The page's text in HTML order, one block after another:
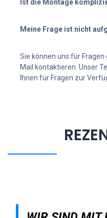
Sie können uns für
Mail kontaktieren. Unser
Ihnen für Fragen zur